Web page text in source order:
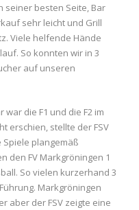
seiner besten Seite, Bar
sehr leicht und Grill
Viele helfende Hände
So konnten wir in 3
auf unseren
war die F1 und die F2 im
erschien, stellte der FSV
plangemäß
den FV Markgröningen 1
So vielen kurzerhand 3
Markgröningen
aber der FSV zeigte eine